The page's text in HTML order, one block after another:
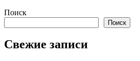
Поиск
Поиск
Свежие записи